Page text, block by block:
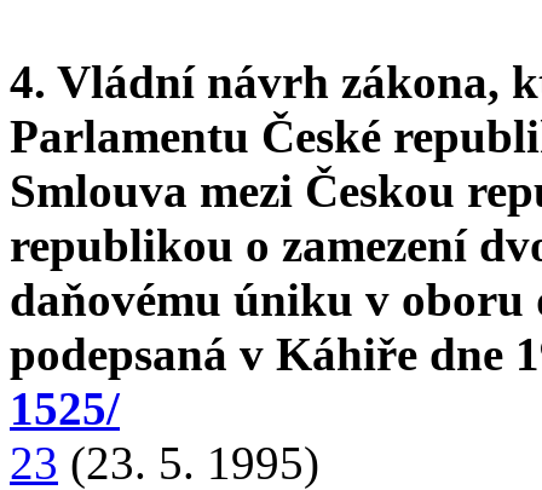
4. Vládní návrh zákona,
Parlamentu České
Smlouva mezi Českou
republikou o zamezení
daňovému úniku v
podepsaná v Káhiře dne
1525/
23 (23. 5. 1995)